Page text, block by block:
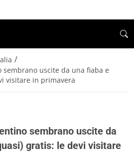
/
uscite da una fiaba e
visitare in primavera
sembrano uscite da
gratis: le devi visitare